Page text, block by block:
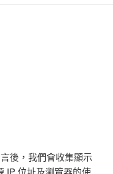
後，我們會收集顯示
IP 位址及瀏覽器的使